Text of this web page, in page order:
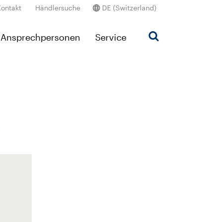
Händlersuche DE (Switzerland)
Ansprechpersonen Service